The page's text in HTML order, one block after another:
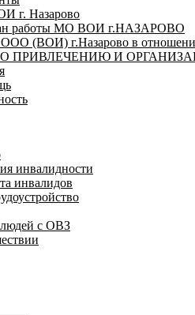
г. Назарово
работы МО ВОИ г.НАЗАРОВО
(ВОИ) г.Назарово в отношении
ПРИВЛЕЧЕНИЮ И
инвалидности
инвалидов
с ОВЗ